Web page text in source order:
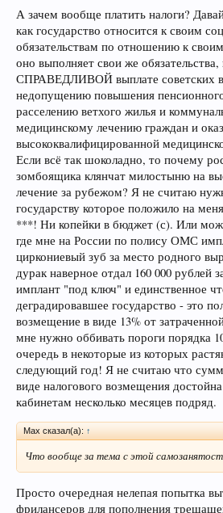
А зачем вообще платить налоги?
как государство относится к своим
обязательствам по отношению к
оно выполняет свои же
СПРАВЕДЛИВОЙ выплате советских
недопущению повышения
расселению ветхого жилья и
медицинскому лечению граждан и
высококвалифицированной
Если всё так шоколадно, то почему
зомбоящика клянчат милостыню на
лечение за рубежом? Я не считаю
государству которое положило на
***! Ни копейки в бюджет (с). Или
где мне на России по полису ОМС
циркониевый зуб за место родного
дурак наверное отдал 160 000 рублей
имплант "под ключ" и единственное
деградировавшее государство - это
возмещение в виде 13% от
мне нужно оббивать пороги порядка
очередь в некоторые из которых
следующий год! Я не считаю что
виде налогового возмещения
кабинетам несколько месяцев подряд.
Max сказал(а): ↑
Что вообще за тема с этой
Просто очередная нелепая попытка
фрилансеров для пополнения